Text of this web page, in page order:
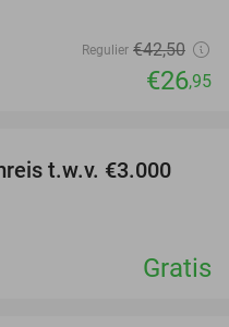
Regulier €42,50
€26,95
t.w.v. €3.000
Gratis